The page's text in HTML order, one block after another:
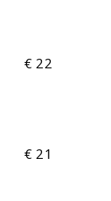
€ 22
€ 21